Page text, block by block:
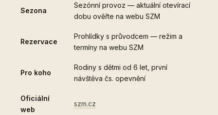
Sezona
Sezónní provoz — aktuální otevírací
dobu ověřte na webu SZM
Rezervace
Prohlídky s průvodcem — režim a
termíny na webu SZM
Pro koho
Rodiny s dětmi od 6 let, první
návštěva čs. opevnění
Oficiální
web
szm.cz